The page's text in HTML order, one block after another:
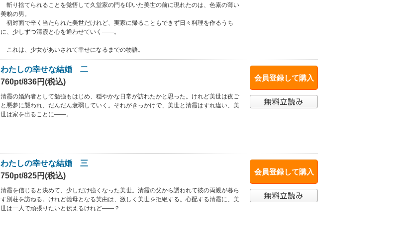
斬り捨てられることを覚悟して久堂家の門を叩いた美世の前に現れたのは、色素の薄い
美貌の男。
初対面で辛く当たられた美世だけれど、実家に帰ることもできず日々料理を作るうち
に、少しずつ清霞と心を通わせていく――。
これは、少女があいされて幸せになるまでの物語。
会員登録して購入
わたしの幸せな結婚 二
760pt/836円(税込)
清霞の婚約者として勉強もはじめ、穏やかな日常が訪れたかと思った。けれど美世は夜ご
と悪夢に襲われ、だんだん衰弱していく。それがきっかけで、美世と清霞はすれ違い、美
世は家を出ることに――。
会員登録して購入
わたしの幸せな結婚 三
750pt/825円(税込)
清霞を信じると決めて、少しだけ強くなった美世。清霞の父から誘われて彼の両親が暮ら
す別荘を訪ねる。けれど義母となる芙由は、激しく美世を拒絶する。心配する清霞に、美
世は一人で頑張りたいと伝えるけれど――？